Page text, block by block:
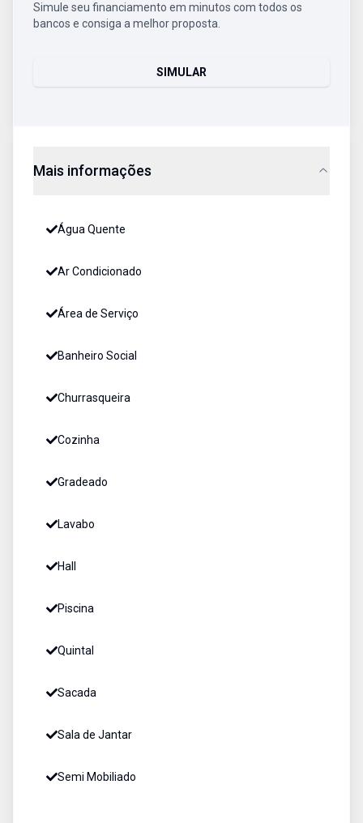
Simule seu financiamento em minutos com todos os
bancos e consiga a melhor proposta.
SIMULAR
Mais informações
Água Quente
Ar Condicionado
Área de Serviço
Banheiro Social
Churrasqueira
Cozinha
Gradeado
Lavabo
Hall
Piscina
Quintal
Sacada
Sala de Jantar
Semi Mobiliado